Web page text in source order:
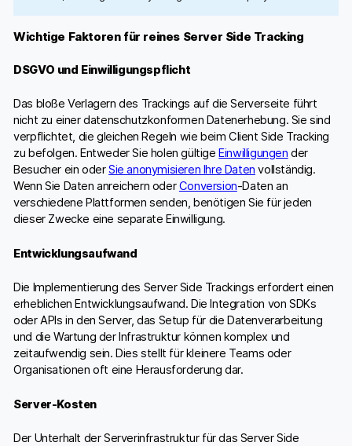
Wichtige Faktoren für reines Server Side Tracking
DSGVO und Einwilligungspflicht
Das bloße Verlagern des Trackings auf die Serverseite führt
nicht zu einer datenschutzkonformen Datenerhebung. Sie sind
verpflichtet, die gleichen Regeln wie beim Client Side Tracking
zu befolgen. Entweder Sie holen gültigeEinwilligungen der
Besucher ein oderSie anonymisieren Ihre Daten vollständig.
Wenn Sie Daten anreichern oderConversion-Daten an
verschiedene Plattformen senden, benötigen Sie für jeden
dieser Zwecke eine separate Einwilligung.
Entwicklungsaufwand
Die Implementierung des Server Side Trackings erfordert einen
erheblichen Entwicklungsaufwand. Die Integration von SDKs
oder APIs in den Server, das Setup für die Datenverarbeitung
und die Wartung der Infrastruktur können komplex und
zeitaufwendig sein. Dies stellt für kleinere Teams oder
Organisationen oft eine Herausforderung dar.
Server-Kosten
Der Unterhalt der Serverinfrastruktur für das Server Side